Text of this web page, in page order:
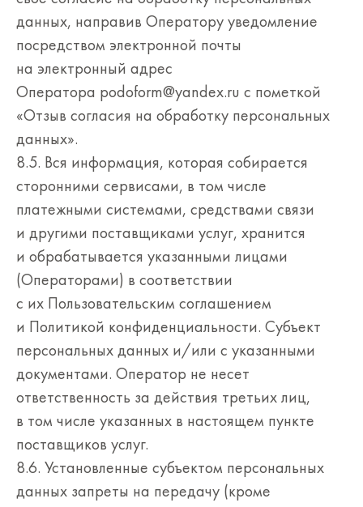
данных, направив Оператору уведомление
посредством электронной почты
на электронный адрес
Оператора podoform@yandex.ru с пометкой
«Отзыв согласия на обработку персональных
данных».
8.5. Вся информация, которая собирается
сторонними сервисами, в том числе
платежными системами, средствами связи
и другими поставщиками услуг, хранится
и обрабатывается указанными лицами
(Операторами) в соответствии
с их Пользовательским соглашением
и Политикой конфиденциальности. Субъект
персональных данных и/или с указанными
документами. Оператор не несет
ответственность за действия третьих лиц,
в том числе указанных в настоящем пункте
поставщиков услуг.
8.6. Установленные субъектом персональных
данных запреты на передачу (кроме